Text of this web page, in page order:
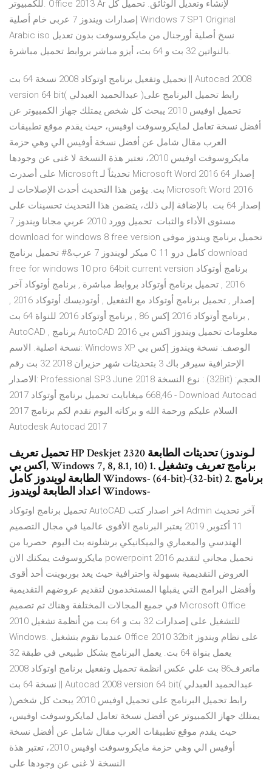
للكمبيوتر. Office 2013 Ar لإنشاء وتعديل الوثائق. تحميل كل
إصدارات ويندوز 7 عربى خام أصلية Windows 7 SP1 Original
Arabic iso نسخ أصلية أورجنال من مايكروسوفت بدون تعديل
بالنواتين 32 بت و 64 بت، أيزو مباشر بروابط تحميل مباشرة.
تحميل وتفعيل برنامج اوتوكاد 2008 نسخة 64 بت || Autocad 2008
version 64 bit( عبدالحميد العبدلي )رابط تحميل البرنامج على
تحميل اوفيس 2010 يبحث كل شخص يمتلك جهاز الكمبيوتر عن
أفضل نسخة تعامل لمايكروسوفت اوفيس، حيث يقدم موقع تطبيقات
العرب مقال شامل عن أفضل نسخة أوفيس الي وهي حزمة
مايكروسوفت اوفيس 2010، تعتبر هذة النسخة لا غنى عن وجودها
على أصدرت Microsoft تحديثاً لـ Microsoft Word 2016 إصدار 64
بت. يؤمن هذا التحديث أحدث الإصلاحات لـ Microsoft Word 2016
إصدار 64 بت. بالإضافة إلى ذلك، يتضمن هذا التحديث تحسينات على
مستوى الأداء والثبات. تحميل وورد 2010 عربي مجانا ويندوز 7
download for windows 8 free version تحميل برنامج ويندوز موفى
ميكر لويندوز 7 عرب&# تحميل برنامج C كامل درو 11 download
free for windows 10 pro 64bit current version برنامج أوتوكاد
2016 , تحميل برنامج أوتوكاد بروابط مباشرة , برنامج أوتوكاد آخر
إصدار , تحميل برنامج أوتوكاد مع التفعيل , أوتوديسك أوتوكاد 2016 ,
برنامج أوتوكاد 2016 إكس 86 , برنامج أوتوكاد 2016 للنواة 64 بت ,
AutoCAD , برنامج AutoCAD 2016 معلومات تحميل ويندوز اكس بي
نسخة اصلية. الاسم: Windows XP الوصف: نسخة ويندوز إكس بي
الإحترافية سيرفر باك 3 بتحديثات شهر حزيران 2018 32 بت رقم
الاصدار: Professional SP3 June 2018 نوع النسخة : (32Bit) الحجم:
668,46 ميغابايت تحميل برنامج أوتوكاد 2017 - Download Autocad
2017 السلام عليكم ورحمة الله و بركاته اليوم نقدم لكم برنامج
Autodesk Autocad 2017
تحميل تعريف HP Deskjet 2320 تحديثات الطابعة (لـوندوز
اكس بي, Windows 7, 8, 8.1, 10) 1. برنامج تعريف وتشغيل
الطابعة لويندوز كامل Windows- (64-bit)-(32-bit) 2. برنامج
اعداد الطابعة لويندوز Windows-
تحميل برنامج اوتوكاد AutoCAD اخر اصدار كتب Admin آخر تحديث
11 أكتوبر, 2019 يعتبر البرنامج الأقوى عالميا في مجال التصميم
الهندسي والمعماري والميكانيكي برشلونه بث اليوم. حصريا من
مايكروسوفت يمكنك الان powerpoint 2016 تحميل مجاني لتقديم
العروض التقديمية بسهولة واحترافية حيث يعد بوربوينت أحد أقوى
وأفضل البرامج التي يقبلها المستخدمون لتقديم عروضهم التقديمية
في جميع المجالات المختلفة وهناك تم تصميم Microsoft Office
2010 للتشغيل على إصدارات 32 بت و 64 بت من أنظمة تشغيل
Windows. عندما تقوم بتشغيل Office 2010 32bit على نظام ويندوز
يعمل بنواة 64 بت. يعمل البرنامج بشكل طبيعي في طبقة 32
ماتعرف86 بت علي عكس انظمة تحميل وتفعيل برنامج اوتوكاد 2008
نسخة 64 بت || Autocad 2008 version 64 bit( عبدالحميد العبدلي
)رابط تحميل البرنامج على تحميل اوفيس 2010 يبحث كل شخص
يمتلك جهاز الكمبيوتر عن أفضل نسخة تعامل لمايكروسوفت اوفيس،
حيث يقدم موقع تطبيقات العرب مقال شامل عن أفضل نسخة
أوفيس الي وهي حزمة مايكروسوفت اوفيس 2010، تعتبر هذة
النسخة لا غنى عن وجودها على